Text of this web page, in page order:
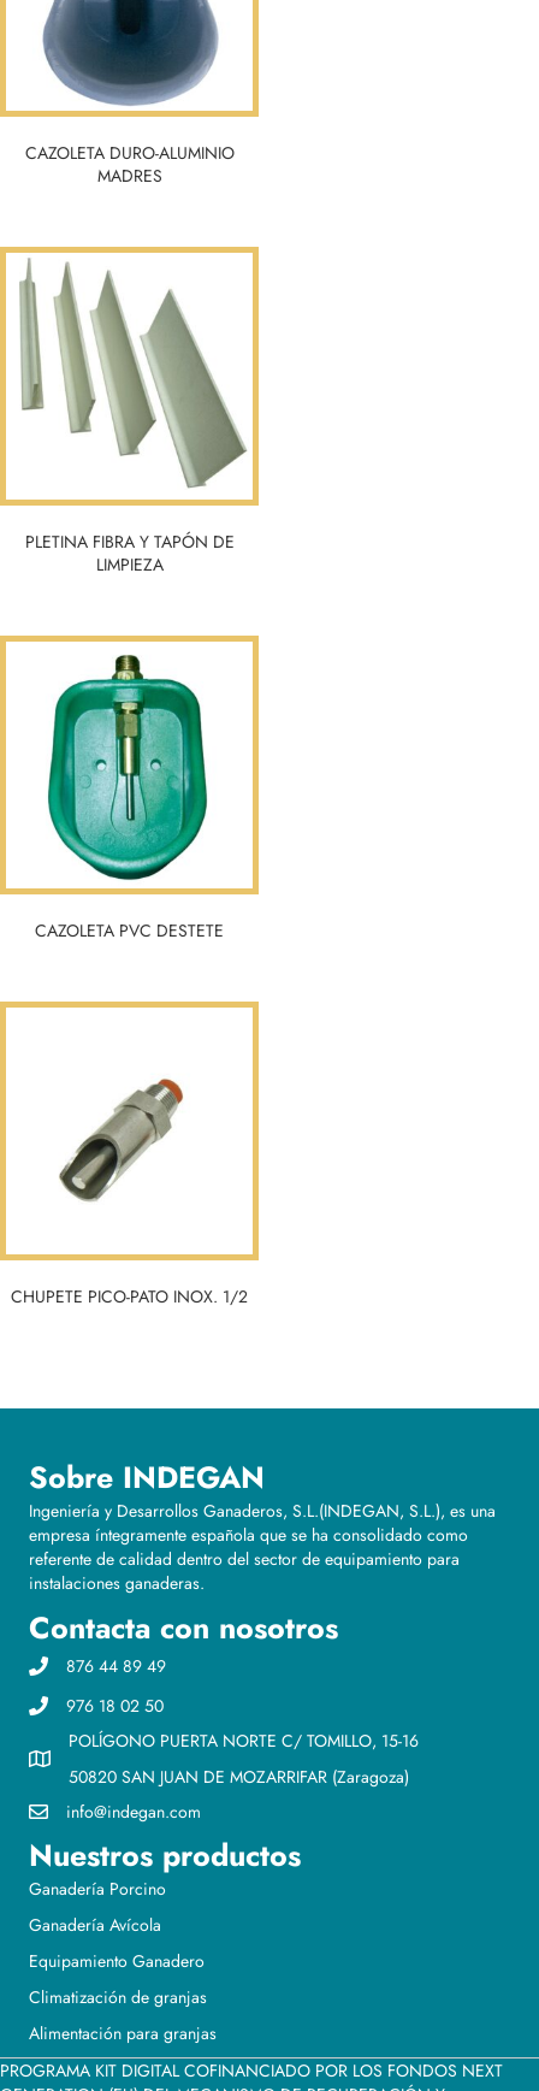
CAZOLETA DURO-ALUMINIO
MADRES
PLETINA FIBRA Y TAPÓN DE
LIMPIEZA
CAZOLETA PVC DESTETE
CHUPETE PICO-PATO INOX. 1/2
Sobre INDEGAN
Ingeniería y Desarrollos Ganaderos, S.L.(INDEGAN, S.L.), es una
empresa íntegramente española que se ha consolidado como
referente de calidad dentro del sector de equipamiento para
instalaciones ganaderas.
Contacta con nosotros
876 44 89 49
976 18 02 50
POLÍGONO PUERTA NORTE C/ TOMILLO, 15-16
50820 SAN JUAN DE MOZARRIFAR (Zaragoza)
info@indegan.com
Nuestros productos
Ganadería Porcino
Ganadería Avícola
Equipamiento Ganadero
Climatización de granjas
Alimentación para granjas
PROGRAMA KIT DIGITAL COFINANCIADO POR LOS FONDOS NEXT